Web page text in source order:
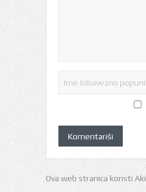
Ova web stranica koristi